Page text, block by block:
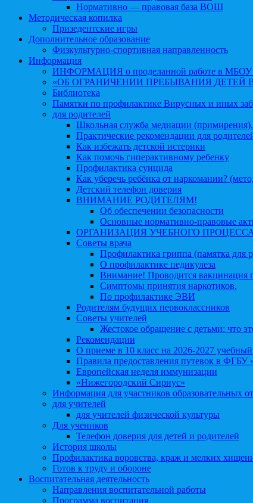
Нормативно — правовая база ВОШ
Методическая копилка
Призедентские игры
Дополнительное образование
Физкультурно-спортивная направленность
Информация
ИНФОРМАЦИЯ о проделанной работе в МБОУ
«ОБ ОГРАНИЧЕНИИ ПРЕБЫВАНИЯ
Библиотека
Памятки по профилактике Вирусных и иных
для родителей
Школьная служба медиации (примирения).
Практические рекомендации для
Как избежать детской истерики
Как помочь гиперактивному ребенку
Профилактика суицида
Как уберечь ребёнка от наркомании?
Детский телефон доверия
ВНИМАНИЕ РОДИТЕЛЯМ!
Об обеспечении безопасности
Основные нормативно-правовые
ОРГАНИЗАЦИЯ УЧЕБНОГО ПРОЦЕССА
Советы врача
Профилактика гриппа (памятка для
О профилактике педикулеза
Внимание! Проводится вакцинация
Симптомы принятия наркотиков.
По профилактике ЭВИ
Родителям будущих первоклассников
Советы учителей
Жестокое обращение с детьми: что
Рекомендации
О приеме в 10 класс на 2026-2027
Правила предоставления путевок в
Европейская неделя иммунизации
«Нижегородский Сириус»
Информация для участников
для учителей
для учителей физической культуры
Для учеников
Телефон доверия для детей и родителей
История школы
Профилактика воровства, краж и мелких
Готов к труду и обороне
Воспитательная деятельность
Направления воспитательной работы
Программа воспитания